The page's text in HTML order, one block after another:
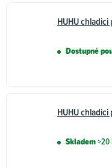
HUHU
Dostupné
HUHU
Skladem>20